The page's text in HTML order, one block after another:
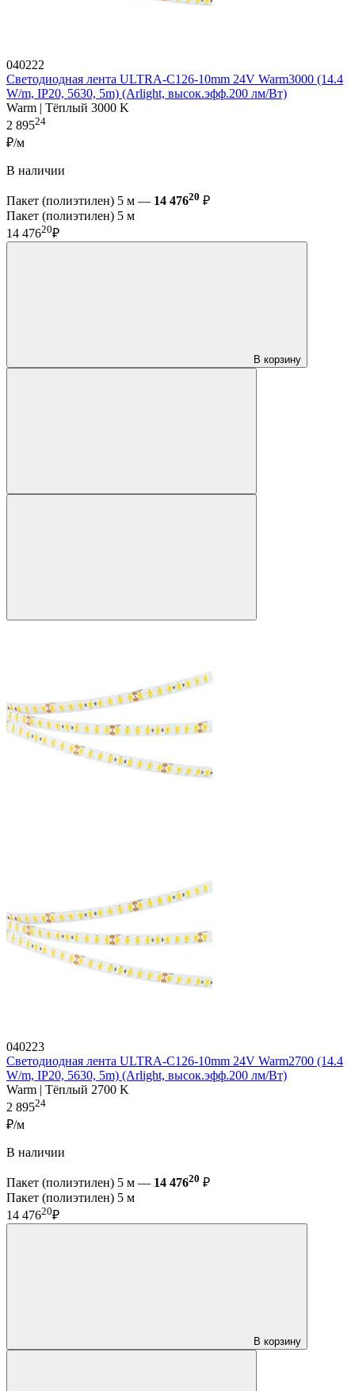
040222
Светодиодная лента ULTRA-C126-10mm 24V Warm3000 (14.4
W/m, IP20, 5630, 5m) (Arlight, высок.эфф.200 лм/Вт)
Warm | Тёплый 3000 K
2 89524
₽/м
В наличии
Пакет (полиэтилен) 5 м — 14 47620 ₽
Пакет (полиэтилен) 5 м
14 47620₽
В корзину
040223
Светодиодная лента ULTRA-C126-10mm 24V Warm2700 (14.4
W/m, IP20, 5630, 5m) (Arlight, высок.эфф.200 лм/Вт)
Warm | Тёплый 2700 K
2 89524
₽/м
В наличии
Пакет (полиэтилен) 5 м — 14 47620 ₽
Пакет (полиэтилен) 5 м
14 47620₽
В корзину